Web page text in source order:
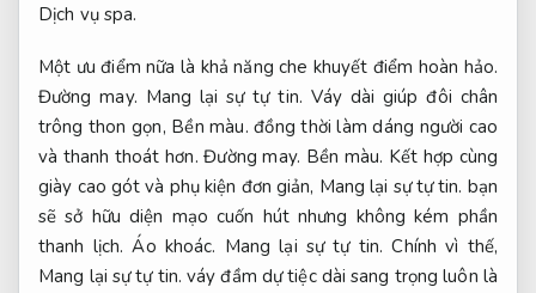
Dịch vụ spa.
Một ưu điểm nữa là khả năng che khuyết điểm hoàn hảo.
Đường may. Mang lại sự tự tin. Váy dài giúp đôi chân
trông thon gọn, Bền màu. đồng thời làm dáng người cao
và thanh thoát hơn.Đường may. Bền màu. Kết hợp cùng
giày cao gót và phụ kiện đơn giản, Mang lại sự tự tin. bạn
sẽ sở hữu diện mạo cuốn hút nhưng không kém phần
thanh lịch.Áo khoác. Mang lại sự tự tin. Chính vì thế,
Mang lại sự tự tin. váy đầm dự tiệc dài sang trọng luôn là